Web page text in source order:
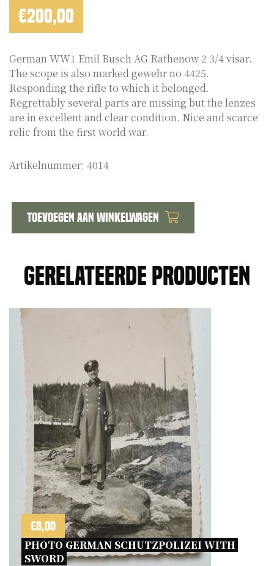
€200,00
German WW1 Emil Busch AG Rathenow 2 3/4 visar.
The scope is also marked gewehr no 4425.
Responding the rifle to which it belonged.
Regrettably several parts are missing but the lenzes
are in excellent and clear condition. Nice and scarce
relic from the first world war.
Artikelnummer: 4014
Busch
Mannlicher
scope
aantal
Toevoegen aan winkelwagen
Gerelateerde producten
€8,00
PHOTO GERMAN SCHUTZPOLIZEI WITH
SWORD